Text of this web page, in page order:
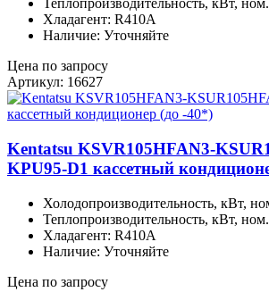
Теплопроизводительность, кВт,
Хладагент: R410A
Наличие: Уточняйте
Цена по запросу
Артикул: 16627
Kentatsu KSVR105HFAN3-
KPU95-D1 кассетный
Холодопроизводительность, кВт,
Теплопроизводительность, кВт,
Хладагент: R410A
Наличие: Уточняйте
Цена по запросу